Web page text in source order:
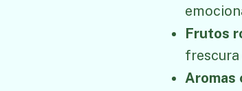
Frutos
Aromas